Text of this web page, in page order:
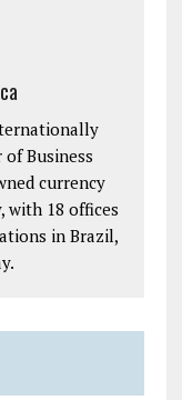
Business
currency
with 18 offices
in Brazil,